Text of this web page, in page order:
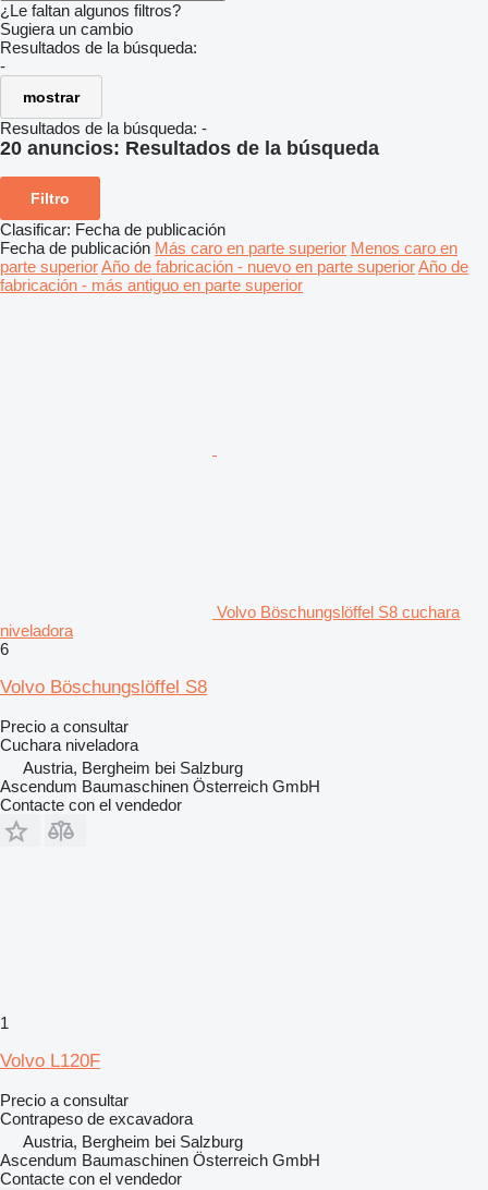
¿Le faltan algunos filtros?
Sugiera un cambio
Resultados de la búsqueda:
-
mostrar
Resultados de la búsqueda: -
20 anuncios: Resultados de la búsqueda
Filtro
Clasificar: Fecha de publicación
Fecha de publicación Más caro en parte superior Menos caro en
parte superiorAño de fabricación - nuevo en parte superiorAño de
fabricación - más antiguo en parte superior
Volvo Böschungslöffel S8 cuchara
niveladora
6
Volvo Böschungslöffel S8
Precio a consultar
Cuchara niveladora
Austria, Bergheim bei Salzburg
Ascendum Baumaschinen Österreich GmbH
Contacte con el vendedor
1
Volvo L120F
Precio a consultar
Contrapeso de excavadora
Austria, Bergheim bei Salzburg
Ascendum Baumaschinen Österreich GmbH
Contacte con el vendedor